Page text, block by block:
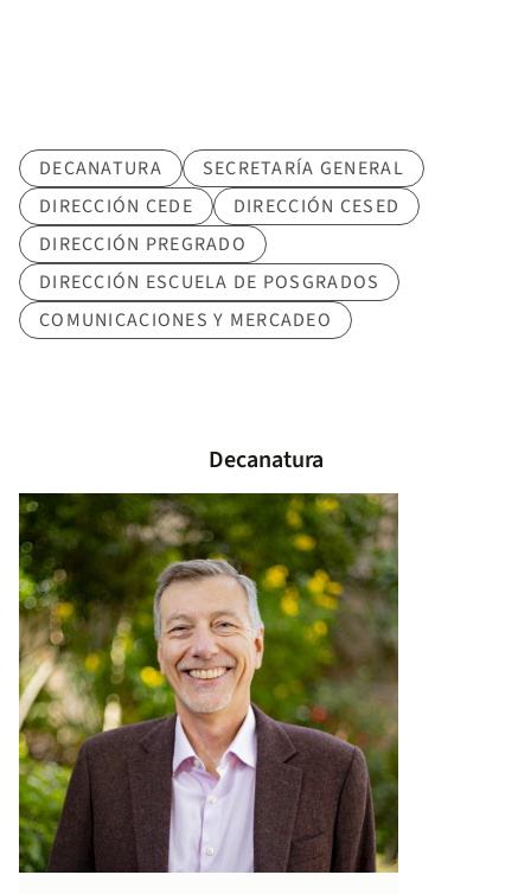
AreaDECANATURA
SECRETARÍA GENERAL
DIRECCIÓN CEDE
DIRECCIÓN CESED
DIRECCIÓN PREGRADO
DIRECCIÓN ESCUELA DE POSGRADOS
COMUNICACIONES Y MERCADEO
Decanatura